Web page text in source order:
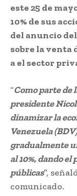
este 25 de
10% de sus
del anuncio
sobre la venta
a el sector
“Como parte de
presidente
dinamizar la
Venezuela
gradualmente
al ​​10%, dando
públicas”,
comunicado.